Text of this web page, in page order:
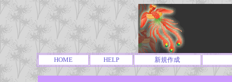
HOME HELP 新規作成